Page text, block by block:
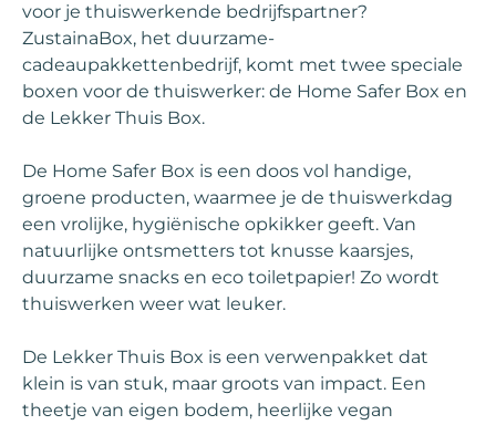
voor je thuiswerkende bedrijfspartner?
ZustainaBox, het duurzame-
cadeaupakkettenbedrijf, komt met twee speciale
boxen voor de thuiswerker: de Home Safer Box en
de Lekker Thuis Box.
De Home Safer Box is een doos vol handige,
groene producten, waarmee je de thuiswerkdag
een vrolijke, hygiënische opkikker geeft. Van
natuurlijke ontsmetters tot knusse kaarsjes,
duurzame snacks en eco toiletpapier! Zo wordt
thuiswerken weer wat leuker.
De Lekker Thuis Box is een verwenpakket dat
klein is van stuk, maar groots van impact. Een
theetje van eigen bodem, heerlijke vegan